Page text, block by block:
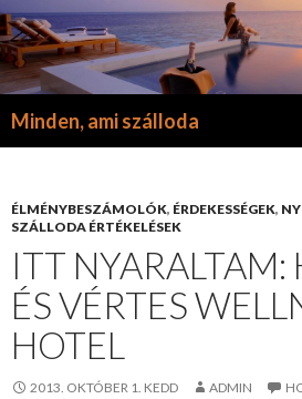
Minden, ami szálloda
ÉLMÉNYBESZÁMOLÓK, ÉRDEKESSÉGEK,
SZÁLLODA ÉRTÉKELÉSEK
ITT NYARALTAM:
ÉS VÉRTES
HOTEL
2013. OKTÓBER 1. KEDD ADMIN